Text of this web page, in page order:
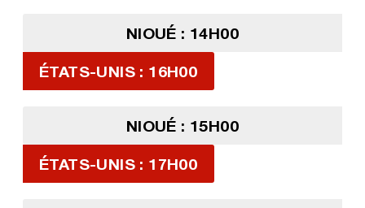
NIOUÉ : 14H00
ÉTATS-UNIS : 16H00
NIOUÉ : 15H00
ÉTATS-UNIS : 17H00